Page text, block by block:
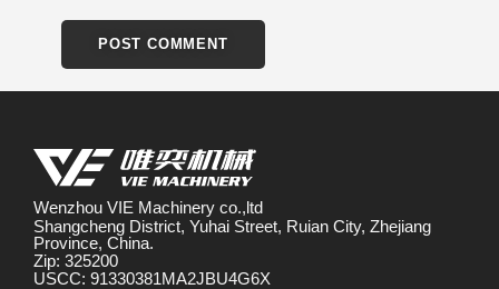
Wenzhou VIE Machinery co.,ltd
Shangcheng District, Yuhai Street, Ruian City, Zhejiang
Province, China.
Zip: 325200
USCC: 91330381MA2JBU4G6X